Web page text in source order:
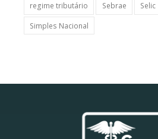
regime tributário
Sebrae Selic
Simples Nacional